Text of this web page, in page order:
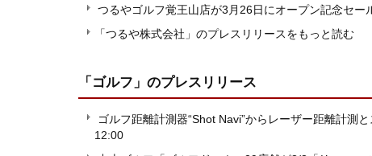
つるやゴルフ覚王山店が3月26日にオープン記念セー
「つるや株式会社」のプレスリリースをもっと読む
「ゴルフ」 のプレスリリース
ゴルフ距離計測器“Shot Navi”からレーザー距離計測
12:00